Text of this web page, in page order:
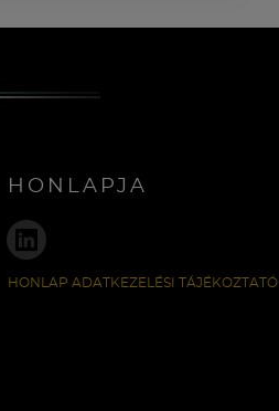
HONLAPJA
HONLAP ADATKEZELÉSI TÁJÉKOZTATÓ